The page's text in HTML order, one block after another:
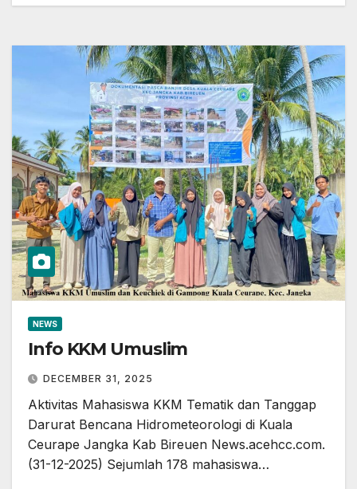
NEWS
Info KKM Umuslim
DECEMBER 31, 2025
Aktivitas Mahasiswa KKM Tematik dan Tanggap
Darurat Bencana Hidrometeorologi di Kuala
Ceurape Jangka Kab Bireuen News.acehcc.com.
(31-12-2025) Sejumlah 178 mahasiswa…